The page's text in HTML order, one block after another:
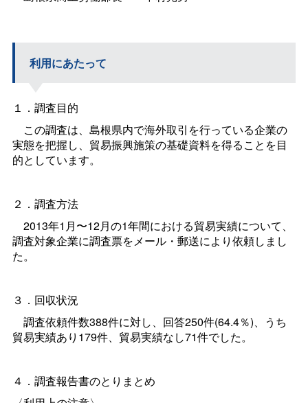
利用にあたって
１．調査目的
この調査は、島根県内で海外取引を行っている企業の
実態を把握し、貿易振興施策の基礎資料を得ることを目
的としています。
２．調査方法
2013年1月〜12月の1年間における貿易実績について、
調査対象企業に調査票をメール・郵送により依頼しまし
た。
３．回収状況
調査依頼件数388件に対し、回答250件(64.4％)、うち
貿易実績あり179件、貿易実績なし71件でした。
４．調査報告書のとりまとめ